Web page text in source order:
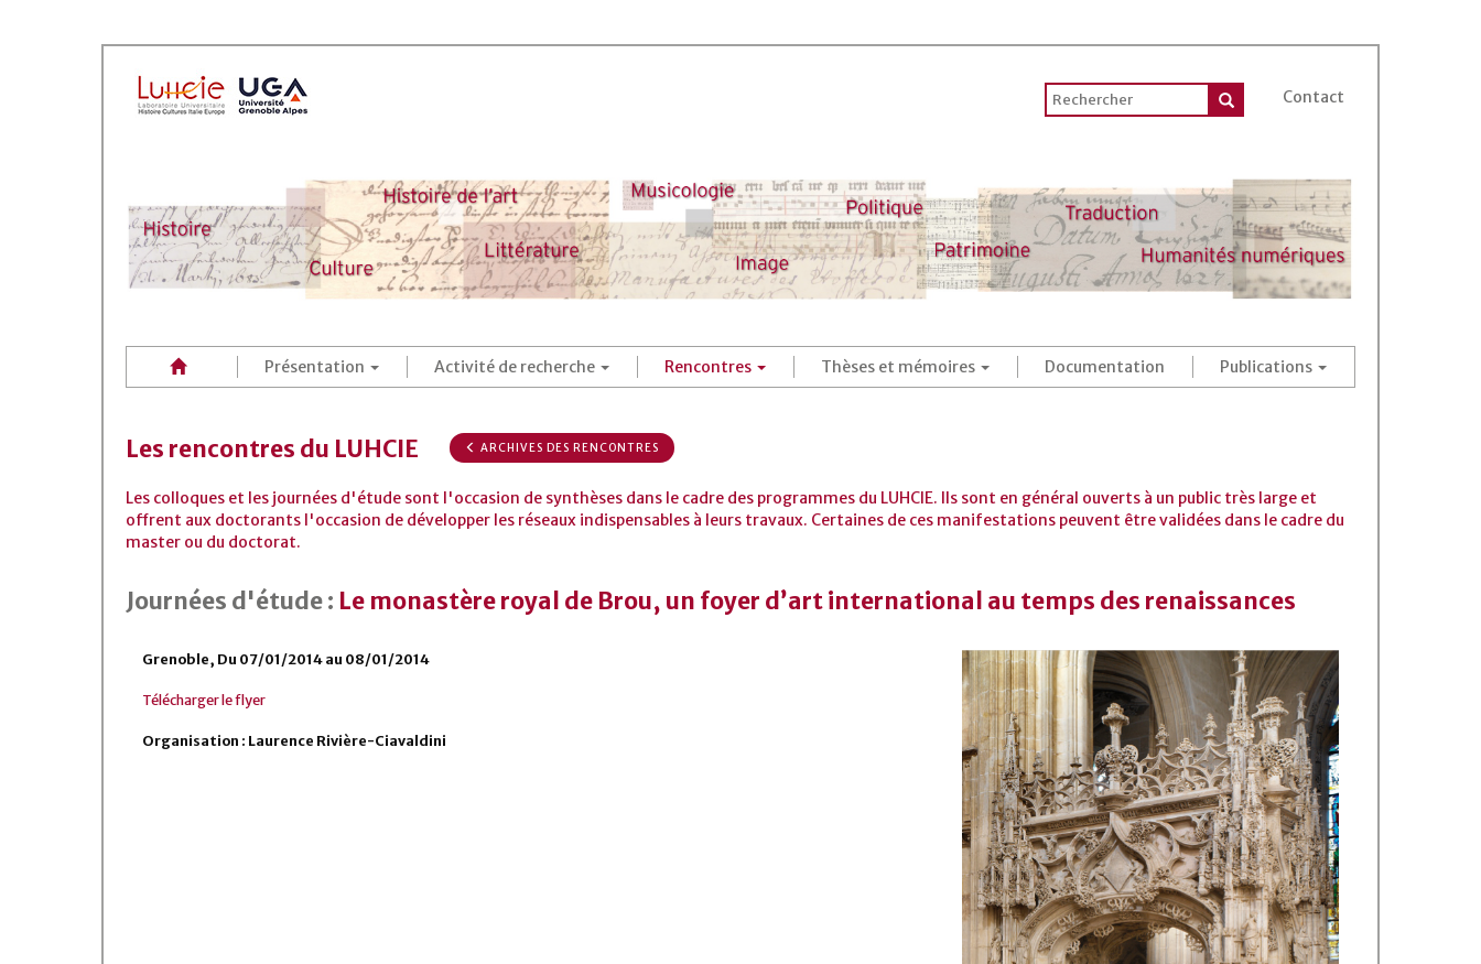
Contact
Présentation Activité de recherche Rencontres Thèses et mémoires Documentation Publications
Les rencontres du LUHCIE ARCHIVES DES RENCONTRES
Les colloques et les journées d'étude sont l'occasion de synthèses dans le cadre des programmes du LUHCIE. Ils sont en général ouverts à un public très large et
offrent aux doctorants l'occasion de développer les réseaux indispensables à leurs travaux. Certaines de ces manifestations peuvent être validées dans le cadre du
master ou du doctorat.
Journées d'étude : Le monastère royal de Brou, un foyer d’art international au temps des renaissances
Grenoble, Du 07/01/2014 au 08/01/2014
Télécharger le flyer
Organisation : Laurence Rivière-Ciavaldini